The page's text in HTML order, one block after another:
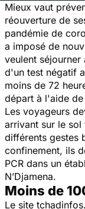
Mieux vaut
réouverture de
pandémie de
a imposé de
veulent
d'un test négatif
moins de 72
départ à l'aide
Les voyageurs
arrivant sur le sol
différents gestes
confinement, ils
PCR dans un
N’Djamena.
Moins de
Le site